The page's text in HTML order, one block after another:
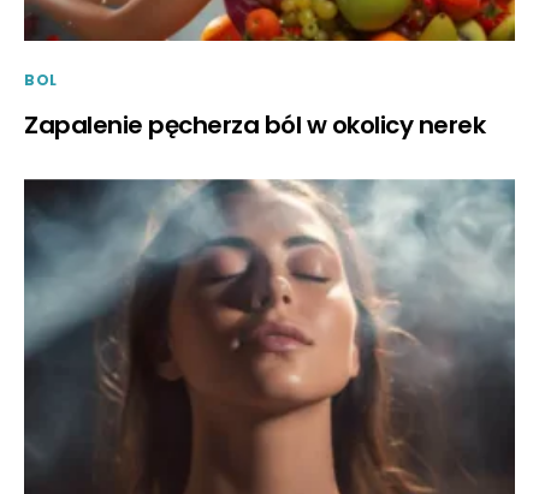
BOL
Zapalenie pęcherza ból w okolicy nerek